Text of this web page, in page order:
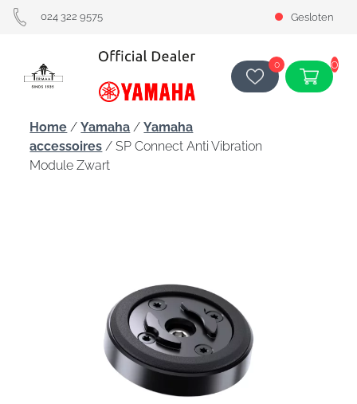
024 322 9575 Gesloten
0 0
Home /Yamaha /Yamaha
accessoires / SP Connect Anti Vibration
Module Zwart